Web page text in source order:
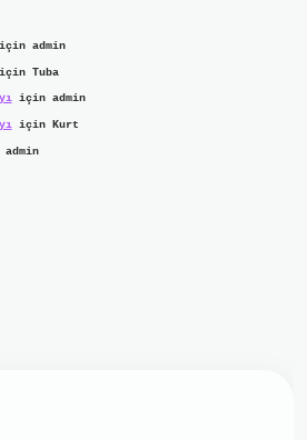
admin
Tuba
için admin
için Kurt
admin